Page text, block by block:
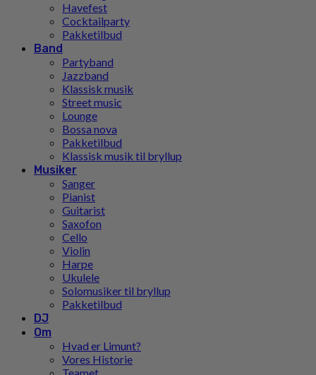
Havefest
Cocktailparty
Pakketilbud
Band
Partyband
Jazzband
Klassisk musik
Street music
Lounge
Bossa nova
Pakketilbud
Klassisk musik til bryllup
Musiker
Sanger
Pianist
Guitarist
Saxofon
Cello
Violin
Harpe
Ukulele
Solomusiker til bryllup
Pakketilbud
DJ
Om
Hvad er Limunt?
Vores Historie